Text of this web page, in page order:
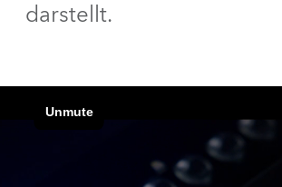
darstellt.